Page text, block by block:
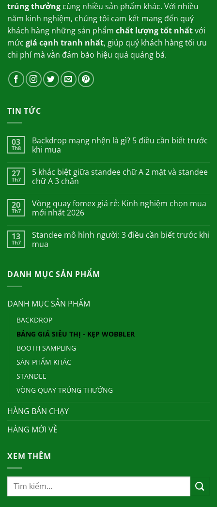
trúng thưởng cùng nhiều sản phẩm khác. Với nhiều
năm kinh nghiệm, chúng tôi cam kết mang đến quý
khách hàng những sản phẩm chất lượng tốt nhấtvới
mức giá cạnh tranh nhất, giúp quý khách hàng tối ưu
chi phí mà vẫn đảm bảo hiệu quả quảng bá.
TIN TỨC
03
Th8
Backdrop mạng nhện là gì? 5 điều cần biết trước
khi mua
27
Th7
5 khác biệt giữa standee chữ A 2 mặt và standee
chữ A 3 chân
20
Th7
Vòng quay fomex giá rẻ: Kinh nghiệm chọn mua
mới nhất 2026
13
Th7
Standee mô hình người: 3 điều cần biết trước khi
mua
DANH MỤC SẢN PHẨM
DANH MỤC SẢN PHẨM
BACKDROP
BẢNG GIÁ SIÊU THỊ - KẸP WOBBLER
BOOTH SAMPLING
SẢN PHẨM KHÁC
STANDEE
VÒNG QUAY TRÚNG THƯỞNG
HÀNG BÁN CHẠY
HÀNG MỚI VỀ
XEM THÊM